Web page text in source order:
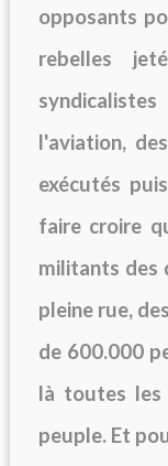
opposants
rebelles
l'aviation,
exécutés
faire croire
militants des
pleine rue,
de 600.000
là toutes les
peuple. Et